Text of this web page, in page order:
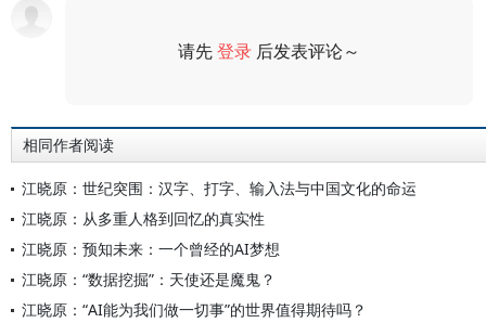
请先登录 后发表评论～
相同作者阅读
江晓原：世纪突围：汉字、打字、输入法与中国文化的命运
江晓原：从多重人格到回忆的真实性
江晓原：预知未来：一个曾经的AI梦想
江晓原：“数据挖掘”：天使还是魔鬼？
江晓原：“AI能为我们做一切事”的世界值得期待吗？